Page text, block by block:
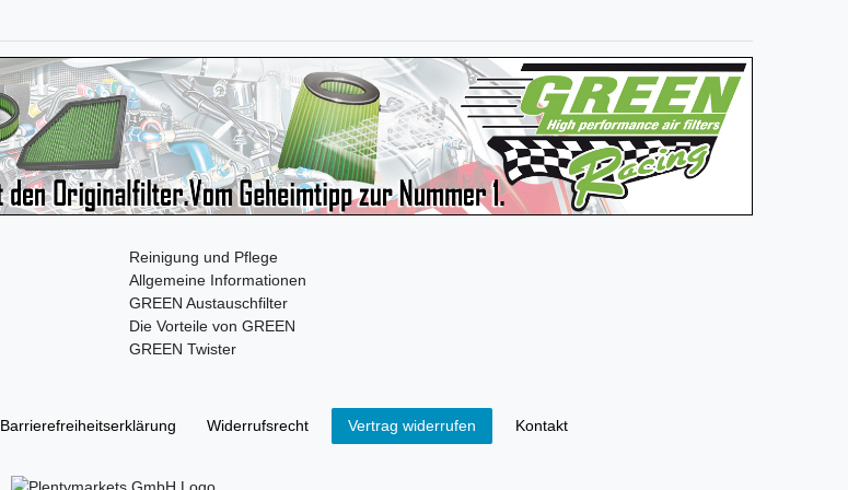
Reinigung und Pflege
Allgemeine Informationen
GREEN Austauschfilter
Die Vorteile von GREEN
GREEN Twister
Barrierefreiheitserklärung Widerrufs­recht Vertrag widerrufen Kontakt